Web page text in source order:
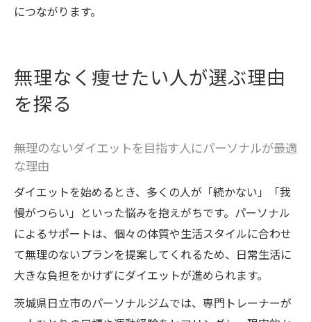
につながります。
無理なく痩せたい人が選ぶ理由
を探る
無理のないダイエットを目指す人にパーソナルが最適
な理由
ダイエットを始めるとき、多くの人が「続かない」「我
慢がつらい」といった悩みを抱えがちです。パーソナル
によるサポートは、個々の体質や生活スタイルに合わせ
て無理のないプランを提案してくれるため、日常生活に
大きな負担をかけずにダイエットが進められます。
茨城県日立市のパーソナルジムでは、専門トレーナーが